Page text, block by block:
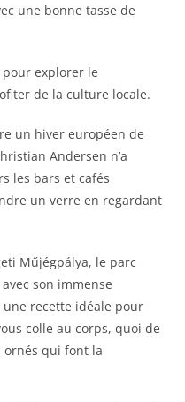
une bonne tasse de
pour explorer le
de la culture locale.
un hiver européen de
Andersen n’a
les bars et cafés
un verre en regardant
Műjégpálya, le parc
son immense
recette idéale pour
colle au corps, quoi de
ornés qui font la